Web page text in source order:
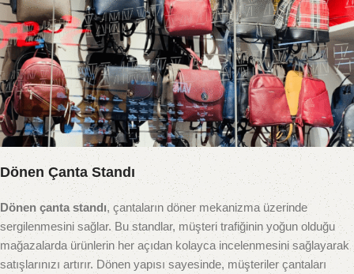
Dönen Çanta Standı
Dönen çanta standı, çantaların döner mekanizma üzerinde
sergilenmesini sağlar. Bu standlar, müşteri trafiğinin yoğun olduğu
mağazalarda ürünlerin her açıdan kolayca incelenmesini sağlayarak
satışlarınızı artırır. Dönen yapısı sayesinde, müşteriler çantaları